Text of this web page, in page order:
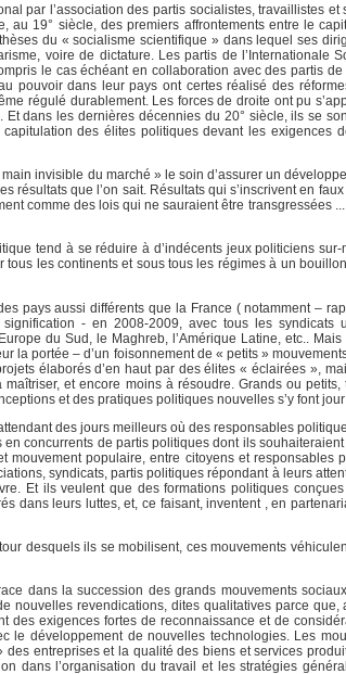
par l’association des partis socialistes, travaillistes et
19° siècle, des premiers affrontements entre le
du « socialisme scientifique » dans lequel ses
voire de dictature. Les partis de l’Internationale
le cas échéant en collaboration avec des partis
pouvoir dans leur pays ont certes réalisé des
régulé durablement. Les forces de droite ont pu
dans les dernières décennies du 20° siècle, ils se
des élites politiques devant les exigences
invisible du marché » le soin d’assurer un
que l’on sait. Résultats qui s’inscrivent en
comme des lois qui ne sauraient être transgressées
tend à se réduire à d’indécents jeux politiciens
les continents et sous tous les régimes à un
pays aussi différents que la France ( notamment –
- en 2008-2009, avec tous les syndicats
du Sud, le Maghreb, l’Amérique Latine, etc..
la portée – d’un foisonnement de « petits »
élaborés d’en haut par des élites « éclairées »,
et encore moins à résoudre. Grands ou
et des pratiques politiques nouvelles s’y font jour .
des jours meilleurs où des responsables
concurrents de partis politiques dont ils
populaire, entre citoyens et responsables
syndicats, partis politiques répondant à leurs
Et ils veulent que des formations politiques
dans leurs luttes, et, ce faisant, inventent , en
desquels ils se mobilisent, ces mouvements
dans la succession des grands mouvements
nouvelles revendications, dites qualitatives parce
exigences fortes de reconnaissance et de
développement de nouvelles technologies. Les
entreprises et la qualité des biens et services
dans l’organisation du travail et les stratégies